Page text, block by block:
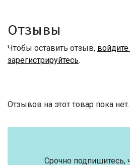
Отзывы
Чтобы оставить отзыв, войдите
зарегистрируйтесь.
Отзывов на этот товар пока нет.
Срочно подпишитесь,